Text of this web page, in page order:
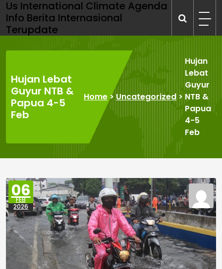
Skip
to
content
Us International Climate Agenda
Info Berita Internasional
Terupdate
Hujan Lebat
Guyur NTB &
Papua 4-5
Feb
Home> Uncategorized >
Hujan
Lebat
Guyur
NTB &
Papua
4-5
Feb
06
FEB
2026